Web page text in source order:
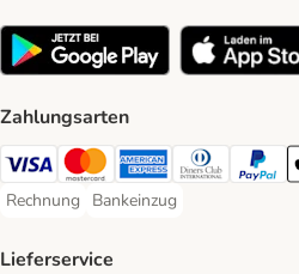
Zahlungsarten
Visa Payment Method
Mastercard Payment Method
American Express
Diners Club
PayPal
Rechnung
Rechnung Payment Method
Bankeinzug
Bankeinzug Payment Method
Lieferservice